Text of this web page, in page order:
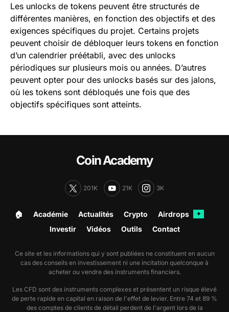
Les unlocks de tokens peuvent être structurés de
différentes manières, en fonction des objectifs et des
exigences spécifiques du projet. Certains projets
peuvent choisir de débloquer leurs tokens en fonction
d’un calendrier préétabli, avec des unlocks
périodiques sur plusieurs mois ou années. D’autres
peuvent opter pour des unlocks basés sur des jalons,
où les tokens sont débloqués une fois que des
objectifs spécifiques sont atteints.
Coin Academy
201K 21K 3K
🏠︎ Académie Actualités Crypto Airdrops ✦
Investir Vidéos Outils Contact
Ce site et les informations qui y sont publiées ne constituent en aucun
cas des conseils en investissement ni une incitation quelconque à
acheter ou vendre des instruments financiers.
Les CFD sont des instruments complexes et présentent un risque élevé
de perte rapide en capital en raison de l'effet de levier. Entre 74 et 89 %
des comptes de clients de détail perdent de l'argent lors de la